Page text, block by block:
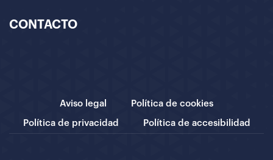
CONTACTO
Aviso legal Política de cookies
Política de privacidad Política de accesibilidad